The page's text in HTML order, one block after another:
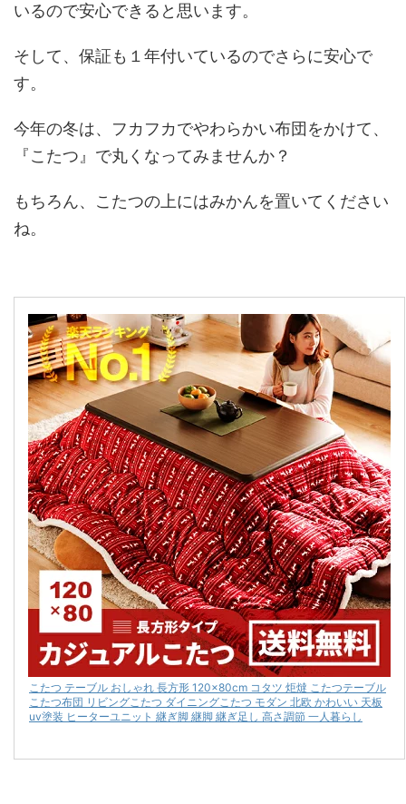
いるので安心できると思います。
そして、保証も１年付いているのでさらに安心で
す。
今年の冬は、フカフカでやわらかい布団をかけて、
『こたつ』で丸くなってみませんか？
もちろん、こたつの上にはみかんを置いてください
ね。
こたつ テーブル おしゃれ 長方形 120×80cm コタツ 炬燵 こたつテーブル
こたつ布団 リビングこたつ ダイニングこたつ モダン 北欧 かわいい 天板
uv塗装 ヒーターユニット 継ぎ脚 継脚 継ぎ足し 高さ調節 一人暮らし